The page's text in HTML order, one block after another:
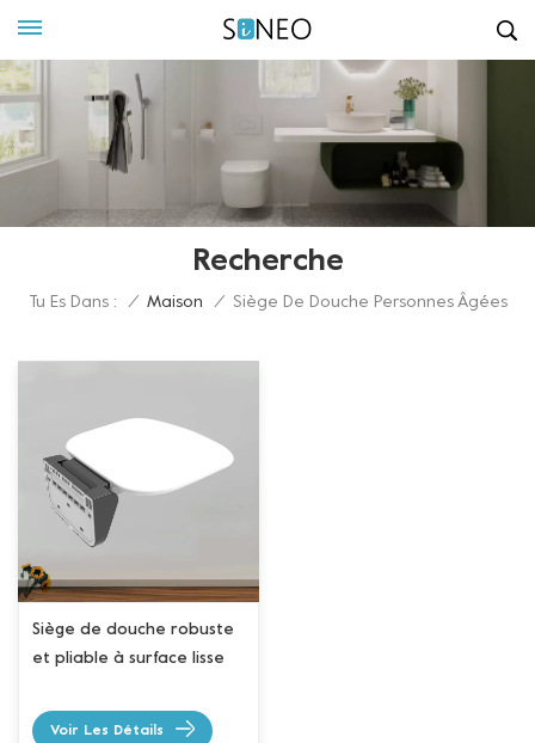
Recherche
Tu Es Dans : / Maison / Siège De Douche Personnes Âgées
Siège de douche robuste
et pliable à surface lisse
Voir Les Détails